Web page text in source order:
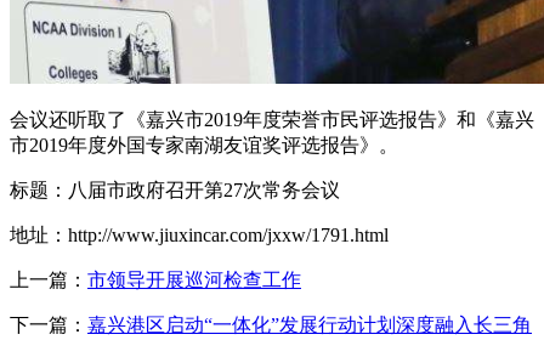
会议还听取了《嘉兴市2019年度荣誉市民评选报告》和《嘉兴
市2019年度外国专家南湖友谊奖评选报告》。
标题：八届市政府召开第27次常务会议
地址：http://www.jiuxincar.com/jxxw/1791.html
上一篇： 市领导开展巡河检查工作
下一篇： 嘉兴港区启动“一体化”发展行动计划深度融入长三角